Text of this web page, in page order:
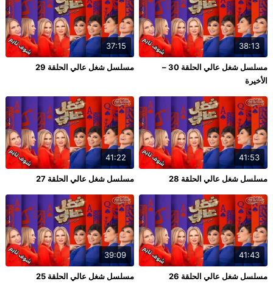
38:13
مسلسل شغل عالي الحلقة 30 –
الأخيرة
37:15
مسلسل شغل عالي الحلقة 29
41:53
مسلسل شغل عالي الحلقة 28
41:22
مسلسل شغل عالي الحلقة 27
41:43
مسلسل شغل عالي الحلقة 26
39:09
مسلسل شغل عالي الحلقة 25